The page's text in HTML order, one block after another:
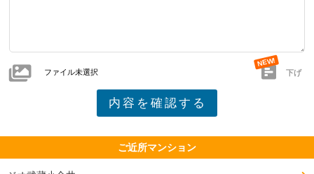
アクロスプラザの隣にはKONAMIスポーツクラブもある
ので子供の習い事も近場で済みそう。
5分程歩けば大きな24時まで開いてるサミットとコーナ
一橋学園駅の方は行けば買い物も飲食店もいっぱいあ
ファイル未選択 下げ
ご近所マンション